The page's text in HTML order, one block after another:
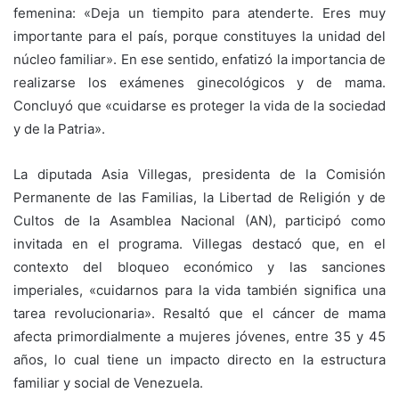
femenina: «Deja un tiempito para atenderte. Eres muy
importante para el país, porque constituyes la unidad del
núcleo familiar». En ese sentido, enfatizó la importancia de
realizarse los exámenes ginecológicos y de mama.
Concluyó que «cuidarse es proteger la vida de la sociedad
y de la Patria».
La diputada Asia Villegas, presidenta de la Comisión
Permanente de las Familias, la Libertad de Religión y de
Cultos de la Asamblea Nacional (AN), participó como
invitada en el programa. Villegas destacó que, en el
contexto del bloqueo económico y las sanciones
imperiales, «cuidarnos para la vida también significa una
tarea revolucionaria». Resaltó que el cáncer de mama
afecta primordialmente a mujeres jóvenes, entre 35 y 45
años, lo cual tiene un impacto directo en la estructura
familiar y social de Venezuela.